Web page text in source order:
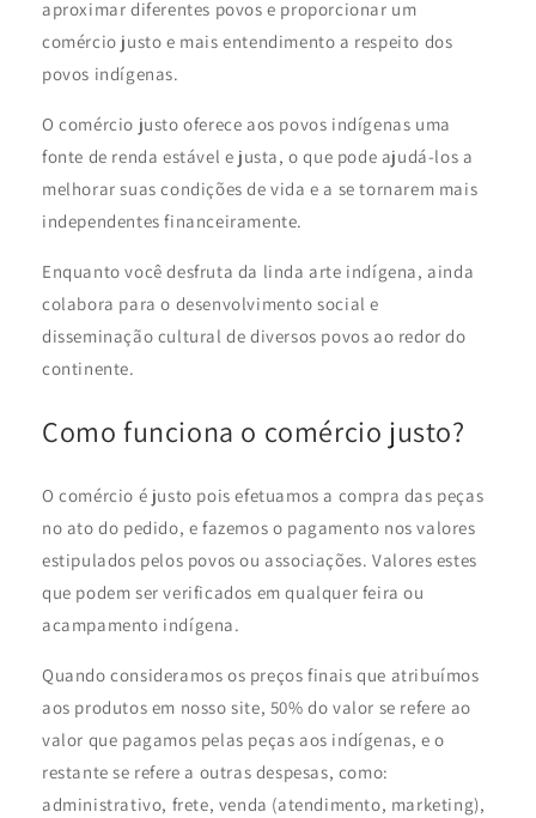
aproximar diferentes povos e proporcionar um
comércio justo e mais entendimento a respeito dos
povos indígenas.
O comércio justo oferece aos povos indígenas uma
fonte de renda estável e justa, o que pode ajudá-los a
melhorar suas condições de vida e a se tornarem mais
independentes financeiramente.
Enquanto você desfruta da linda arte indígena, ainda
colabora para o desenvolvimento social e
disseminação cultural de diversos povos ao redor do
continente.
Como funciona o comércio justo?
O comércio é justo pois efetuamos a compra das peças
no ato do pedido, e fazemos o pagamento nos valores
estipulados pelos povos ou associações. Valores estes
que podem ser verificados em qualquer feira ou
acampamento indígena.
Quando consideramos os preços finais que atribuímos
aos produtos em nosso site, 50% do valor se refere ao
valor que pagamos pelas peças aos indígenas, e o
restante se refere a outras despesas, como:
administrativo, frete, venda (atendimento, marketing),